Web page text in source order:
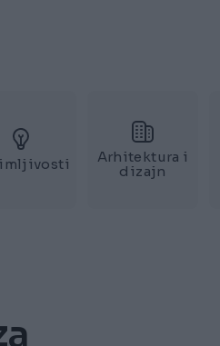
Arhitektura i
dizajn